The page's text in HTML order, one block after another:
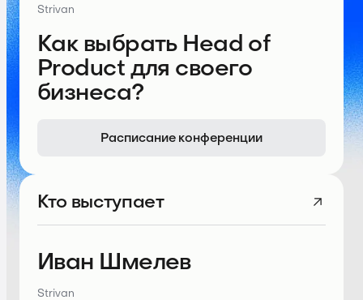
Как выбрать Head of
Product для своего
бизнеса?
Strivan
Расписание конференции
Кто выступает
Иван Шмелев
Strivan